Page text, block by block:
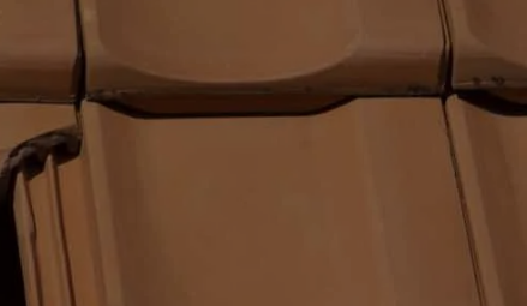
Réparation de toiture
Urgence fuite de
toiture 24